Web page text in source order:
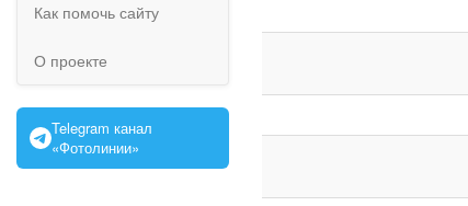
Как помочь сайту
О проекте
Telegram канал
«Фотолинии»